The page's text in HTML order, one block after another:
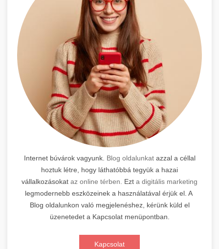
Internet búvárok vagyunk. Blog oldalunkatazzal a céllal
hoztuk létre, hogy láthatóbbá tegyük a hazai
vállalkozásokat az online térben. Ezt a digitális marketing
legmodernebb eszközeinek a használatával érjük el. A
Blog oldalunkon való megjelenéshez, kérünk küld el
üzenetedet a Kapcsolat menüpontban.
Kapcsolat